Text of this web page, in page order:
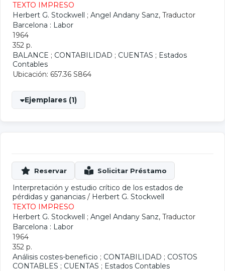
TEXTO IMPRESO
Herbert G. Stockwell ; Angel Andany Sanz, Traductor
Barcelona : Labor
1964
352 p.
BALANCE ; CONTABILIDAD ; CUENTAS ; Estados
Contables
Ubicación: 657.36 S864
Ejemplares (1)
Interpretación y estudio crítico de los estados de
pérdidas y ganancias / Herbert G. Stockwell
TEXTO IMPRESO
Herbert G. Stockwell ; Angel Andany Sanz, Traductor
Barcelona : Labor
1964
352 p.
Análisis costes-beneficio ; CONTABILIDAD ; COSTOS
CONTABLES ; CUENTAS ; Estados Contables